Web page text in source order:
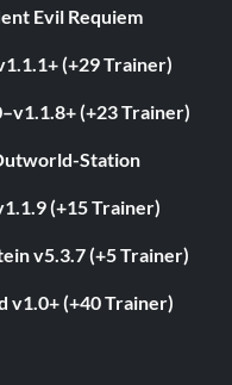
Evil Requiem
(+29 Trainer)
(+23 Trainer)
Station
(+15 Trainer)
v5.3.7 (+5 Trainer)
v1.0+ (+40 Trainer)